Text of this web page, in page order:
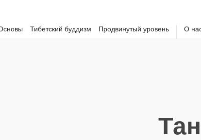
Тибетский буддизм Продвинутый уровень О